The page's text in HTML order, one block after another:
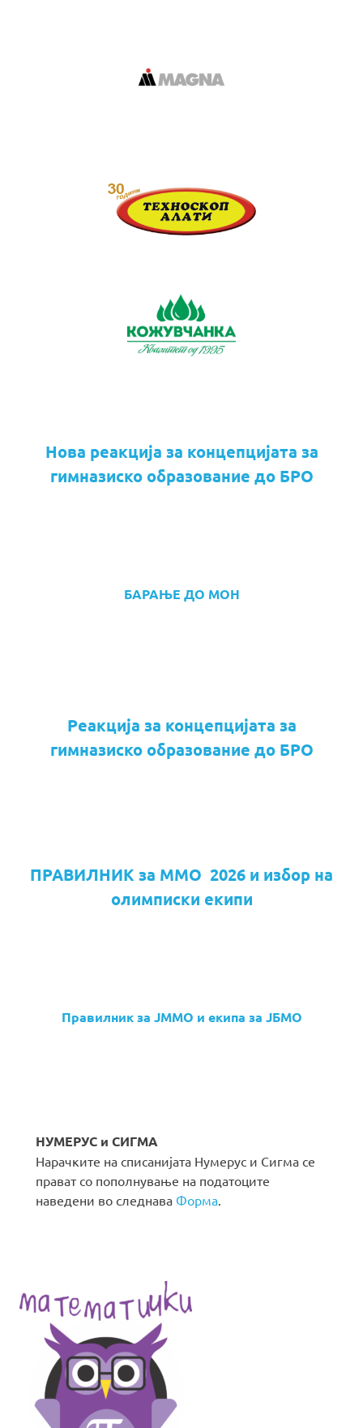
Нова реакција за концепцијата за
гимназиско образование до БРО
БАРАЊЕ ДО МОН
Реакција за концепцијата за
гимназиско образование до БРО
ПРАВИЛНИК за ММО 2026 и избор на
олимписки екипи
Правилник за ЈММО и екипа за ЈБМО
НУМЕРУС и СИГМА
Нарачките на списанијата Нумерус и Сигма се
прават со пополнување на податоците
наведени во следнава Форма